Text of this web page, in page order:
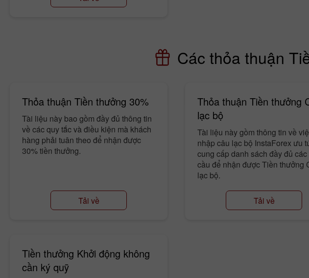
Các thỏa thuận
Thỏa thuận Tiền thưởng 30%
Tài liệu này bao gồm đầy đủ thông tin
về các quy tắc và điều kiện mà khách
hàng phải tuân theo để nhận được
30% tiền thưởng.
Tải về
Thỏa thuận Tiền thưởng
lạc bộ
Tài liệu này gồm thông tin về
nhập câu lạc bộ InstaForex ưu
cung cấp danh sách đầy đủ các
cầu để nhận được Tiền thưởng
lạc bộ.
Tải về
Tiền thưởng Khởi động không
cần ký quỹ